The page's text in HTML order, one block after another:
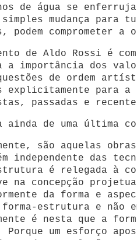
de água se
mudança para
podem comprometer a
de Aldo Rossi é
a importância dos
de ordem
explicitamente para a
passadas e
ainda de uma última
são aquelas
independente das
é relegada à
na concepção
da forma e
estrutura e não
é nesta que a
Porque um esforço